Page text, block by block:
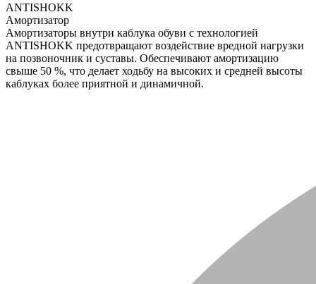
ANTISHOKK
Амортизатор
Амортизаторы внутри каблука обуви с технологией
ANTISHOKK предотвращают воздействие вредной нагрузки
на позвоночник и суставы. Обеспечивают амортизацию
свыше 50 %, что делает ходьбу на высоких и средней высоты
каблуках более приятной и динамичной.